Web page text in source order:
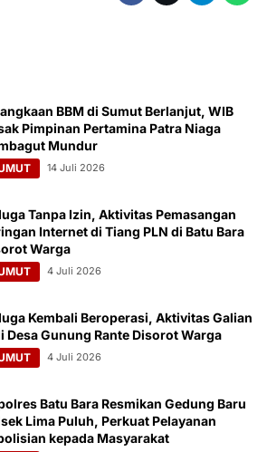
BBM di Sumut Berlanjut, WIB
Pimpinan Pertamina Patra Niaga
Mundur
14 Juli 2026
Tanpa Izin, Aktivitas Pemasangan
Internet di Tiang PLN di Batu Bara
Warga
4 Juli 2026
Kembali Beroperasi, Aktivitas Galian
Desa Gunung Rante Disorot Warga
4 Juli 2026
Batu Bara Resmikan Gedung Baru
Lima Puluh, Perkuat Pelayanan
kepada Masyarakat